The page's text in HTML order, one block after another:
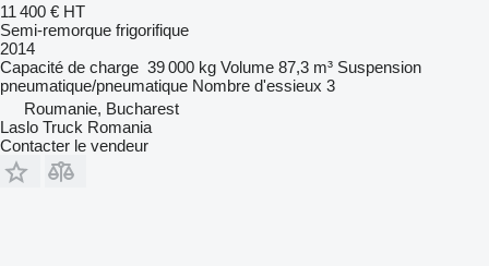
11 400 € HT
Semi-remorque frigorifique
2014
Capacité de charge 39 000 kg Volume 87,3 m³ Suspension
pneumatique/pneumatique Nombre d'essieux 3
Roumanie, Bucharest
Laslo Truck Romania
Contacter le vendeur